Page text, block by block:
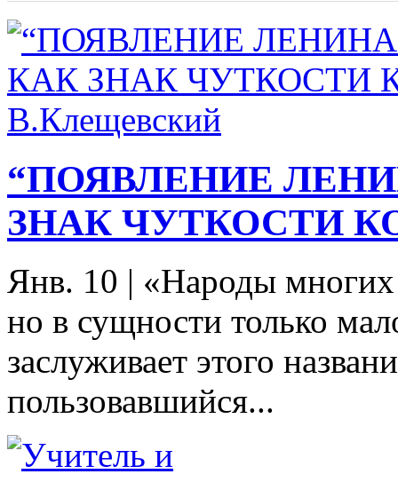
“ПОЯВЛЕНИЕ
ЗНАК ЧУТКОСТИ
Янв. 10 | «Народы
но в сущности только
заслуживает этого
пользовавшийся...